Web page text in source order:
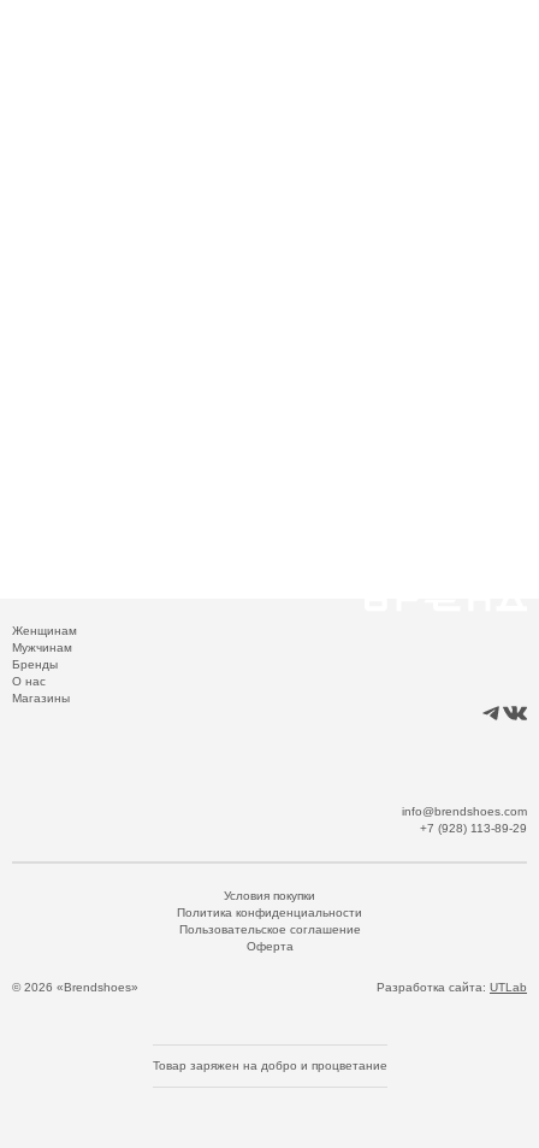
Женщинам
Мужчинам
Бренды
О нас
Магазины
info@brendshoes.com
+7 (928) 113-89-29
© 2026 «Brendshoes»
Условия покупки
Политика конфиденциальности
Пользовательское соглашение
Оферта
Разработка сайта: UTLab
Товар заряжен на добро и процветание